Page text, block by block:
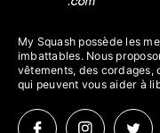
My Squash possède les
imbattables. Nous
vêtements, des cordages,
qui peuvent vous aider à